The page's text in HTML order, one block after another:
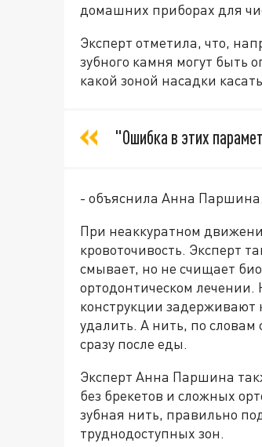
домашних приборах для
Эксперт отметила, что,
зубного камня могут
какой зоной насадки
"Ошибка в этих
- объяснила Анна Паршина.
При неаккуратном
кровоточивость. Эксперт
смывает, но не счищает
ортодонтическом лечении.
конструкции
удалить. А нить, по словам
сразу после еды.
Эксперт Анна Паршина
без брекетов и сложных
зубная нить, правильно
труднодоступных зон.